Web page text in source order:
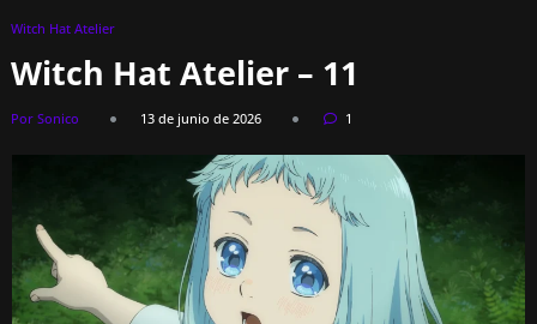
Witch Hat Atelier
Witch Hat Atelier – 11
Por Sonico 13 de junio de 2026 1